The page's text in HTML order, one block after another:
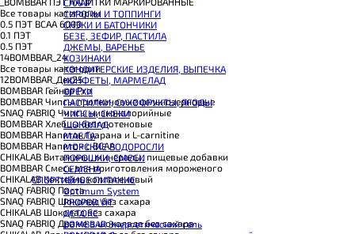
СИРОПЫ И ТОППИНГИ
СНЭКИ И БАТОНЧИКИ
БЕЗЕ, ЗЕФИР, ПАСТИЛА
ДЖЕМЫ, ВАРЕНЬЕ
КОЗИНАКИ
КОНДИТЕРСКИЕ ИЗДЕЛИЯ, ВЫПЕЧКА
КОНФЕТЫ, МАРМЕЛАД
ОРЕХИ
ПАСТИЛКИ, СУХОФРУКТЫ, ЯГОДЫ
ЧИПСЫ, СНЕКИ
ШОКОЛАД
МАСЛА
МОРСКИЕ ВОДОРОСЛИ
ПОРОШКИ, СМЕСИ
СЕМЕНА
СПОРТИВНОЕ ПИТАНИЕ
Optimum System
PROPER VIT
ДЕТОКС
BOMBBAR Энергетический гель
Все товары категории
0.5 ПЭТ ВСАА 6000
0.1 ПЭТ
0.5 ПЭТ
14BOMBBAR_24
Все товары категории
12BOMBBAR_Дек25
BOMBBAR Гейнер Pro
BOMBBAR Чипсы протеиновые цельнозерновые
SNAQ FABRIQ Чипсы низкокалорийные
BOMBBAR Хлебцы безглютеновые
BOMBBAR Напиток Гуарана и L-carnitine
BOMBBAR Напиток с BCAA
CHIKALAB Витамины, минералы, пищевые добавки
BOMBBAR Смесь для приготовления мороженого
CHIKALAB Коктейль коллагеновый
SNAQ FABRIQ Паста
SNAQ FABRIQ Шоколад без сахара
CHIKALAB Шоколад без сахара
SNAQ FABRIQ Драже в шоколаде без сахара